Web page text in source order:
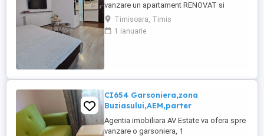
vanzare un apartament RENOVAT si
AMENAJAT, cu 2 camere,decomandat, cu
o suprafata utila de 38 mp, situat la Et.3
din 3,in zona Dorobantilor linga zona
Compartimentarea ...
Timisoara, Timis
1 ianuarie
CI654 Garsoniera,zona
Buziasului,AEM,parter
Agentia imobiliara AV Estate va ofera spre
vanzare o garsoniera, 1